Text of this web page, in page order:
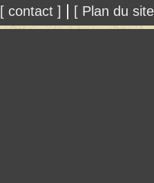
[ contact ] | [ Plan du